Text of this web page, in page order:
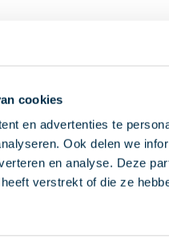
cookies
en advertenties te
Ook delen we
en analyse. Deze
verstrekt of die ze